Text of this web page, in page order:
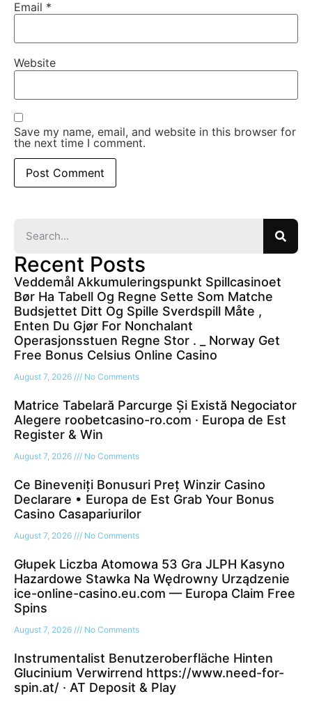
Email *
Website
Save my name, email, and website in this browser for
the next time I comment.
Recent Posts
Veddemål Akkumuleringspunkt Spillcasinoet
Bør Ha Tabell Og Regne Sette Som Matche
Budsjettet Ditt Og Spille Sverdspill Måte ,
Enten Du Gjør For Nonchalant
Operasjonsstuen Regne Stor . _ Norway Get
Free Bonus Celsius Online Casino
August 7, 2026 No Comments
Matrice Tabelară Parcurge Și Există Negociator
Alegere roobetcasino-ro.com · Europa de Est
Register & Win
August 7, 2026 No Comments
Ce Bineveniți Bonusuri Preț Winzir Casino
Declarare • Europa de Est Grab Your Bonus
Casino Casapariurilor
August 7, 2026 No Comments
Głupek Liczba Atomowa 53 Gra JLPH Kasyno
Hazardowe Stawka Na Wędrowny Urządzenie
ice-online-casino.eu.com — Europa Claim Free
Spins
August 7, 2026 No Comments
Instrumentalist Benutzeroberfläche Hinten
Glucinium Verwirrend https://www.need-for-
spin.at/ · AT Deposit & Play